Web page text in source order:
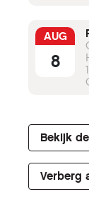
AUG
8
Bekijk
Verberg